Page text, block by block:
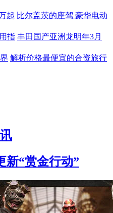
起 比尔盖茨的座驾 豪华电动
指 丰田国产亚洲龙明年3月
解析价格最便宜的合资旅行
新“赏金行动”